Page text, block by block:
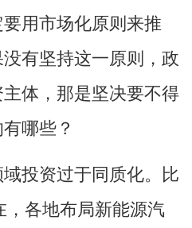
用市场化原则来推
有坚持这一原则，政
体，那是坚决要不得
哪些？
投资过于同质化。比
各地布局新能源汽